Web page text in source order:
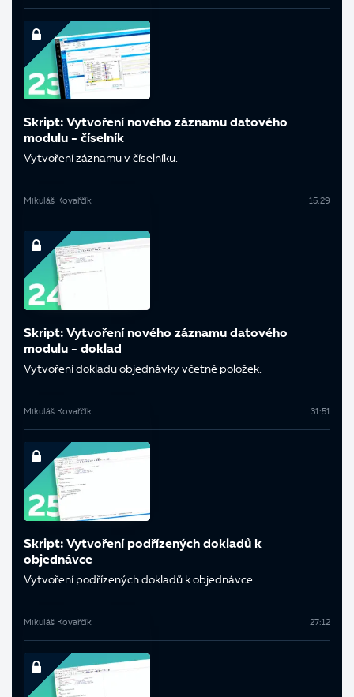
Skript: Vytvoření nového záznamu datového
modulu - číselník
Vytvoření záznamu v číselníku.
Mikuláš Kovařčík 15:29
Skript: Vytvoření nového záznamu datového
modulu - doklad
Vytvoření dokladu objednávky včetně položek.
Mikuláš Kovařčík 31:51
Skript: Vytvoření podřízených dokladů k
objednávce
Vytvoření podřízených dokladů k objednávce.
Mikuláš Kovařčík 27:12